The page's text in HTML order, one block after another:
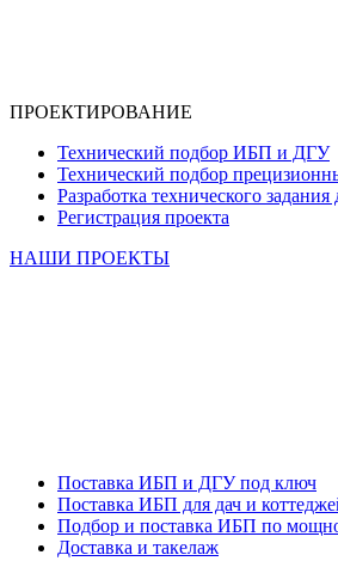
ПРОЕКТИРОВАНИЕ
Технический подбор ИБП и ДГУ
Технический подбор
Разработка технического задания
Регистрация проекта
НАШИ ПРОЕКТЫ
Поставка ИБП и ДГУ под ключ
Поставка ИБП для дач и
Подбор и поставка ИБП по
Доставка и такелаж